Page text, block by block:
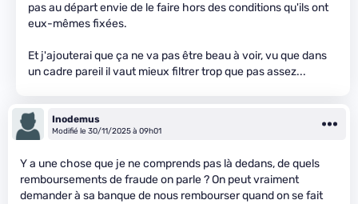
pas au départ envie de le faire hors des conditions qu'ils ont
eux-mêmes fixées.
Et j'ajouterai que ça ne va pas être beau à voir, vu que dans
un cadre pareil il vaut mieux filtrer trop que pas assez...
Inodemus
Modifié le 30/11/2025 à 09h01
Y a une chose que je ne comprends pas là dedans, de quels
remboursements de fraude on parle ? On peut vraiment
demander à sa banque de nous rembourser quand on se fait